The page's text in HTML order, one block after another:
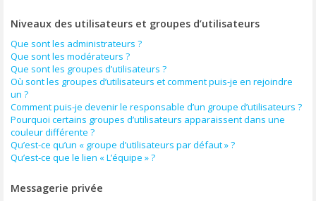
Niveaux des utilisateurs et groupes d’utilisateurs
Que sont les administrateurs ?
Que sont les modérateurs ?
Que sont les groupes d’utilisateurs ?
Où sont les groupes d’utilisateurs et comment puis-je en rejoindre
un ?
Comment puis-je devenir le responsable d’un groupe d’utilisateurs ?
Pourquoi certains groupes d’utilisateurs apparaissent dans une
couleur différente ?
Qu’est-ce qu’un « groupe d’utilisateurs par défaut » ?
Qu’est-ce que le lien « L’équipe » ?
Messagerie privée